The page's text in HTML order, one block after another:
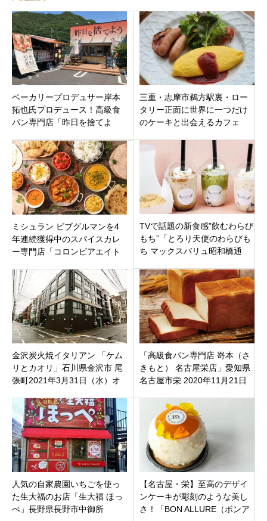
ベーカリープロデュサー岸本
拓也氏プロデュース！高級食
パン専門店「昨日を捨てよ
三重・志摩市鵜方駅裏・ロー
タリー正面に世界に一つだけ
のケーキと出会えるカフェ
ングもあり
ミシュラン ビブグルマンを4
年連続獲得中のスパイスカレ
ー専門店「コロンビアエイト
区
TVで話題の新食感”飲むわらび
もち”「とろり天使のわらびも
ち マックスバリュ昭和橋通
金沢炭火焼イタリアン 「ケム
リとカオリ」石川県金沢市 尾
張町2021年3月31日（水）オ
「高級食パン専門店 嵜本（さ
きもと） 名古屋栄店」愛知県
名古屋市栄 2020年11月21日
人気の自家農園いちごを使っ
た生大福のお店「生大福 ほっ
ぺ」長野県長野市中御所
【名古屋・栄】至高のデザイ
ンケーキが彫刻のような美し
さ！「BON ALLURE（ボンア